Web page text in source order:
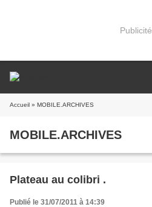
Publicité
Accueil » MOBILE.ARCHIVES
MOBILE.ARCHIVES
Plateau au colibri .
Publié le 31/07/2011 à 14:39